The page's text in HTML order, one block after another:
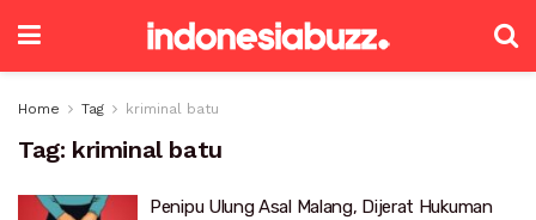
Home Tag kriminal batu
Tag: kriminal batu
Penipu Ulung Asal Malang, Dijerat Hukuman